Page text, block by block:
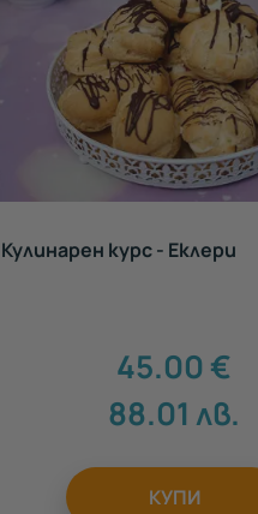
Кулинарен курс - Еклери
45.00€
88.01лв.
КУПИ